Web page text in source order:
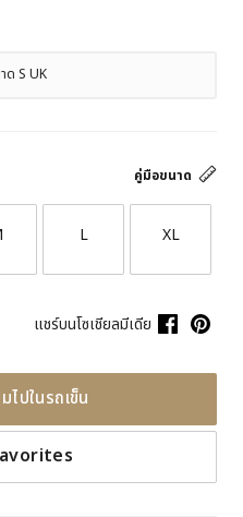
ด S UK
คู่มือขนาด
L XL
แชร์บนโซเชียลมีเดีย
ไปในรถเข็น